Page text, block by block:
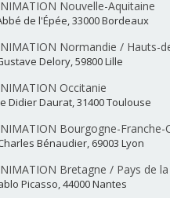
Nouvelle-Aquitaine
de l'Épée, 33000 Bordeaux
Normandie / Hauts-
Delory, 59800 Lille
Occitanie
Didier Daurat, 31400 Toulouse
Bourgogne-
Bénaudier, 69003 Lyon
Bretagne / Pays de
Picasso, 44000 Nantes